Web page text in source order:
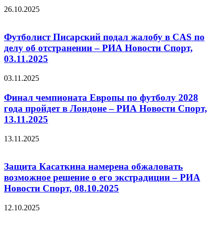
26.10.2025
Футболист Писарский подал жалобу в CAS по
делу об отстранении – РИА Новости Спорт,
03.11.2025
03.11.2025
Финал чемпионата Европы по футболу 2028
года пройдет в Лондоне – РИА Новости Спорт,
13.11.2025
13.11.2025
Защита Касаткина намерена обжаловать
возможное решение о его экстрадиции – РИА
Новости Спорт, 08.10.2025
12.10.2025